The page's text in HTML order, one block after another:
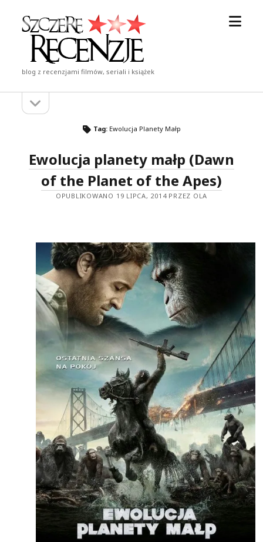
Szczere
Recenzje
blog z recenzjami filmów, seriali i książek
Pasekpasek
Tag: Ewolucja Planety Małp
Ewolucja planety małp (Dawn
of the Planet of the Apes)
OPUBLIKOWANO 19 LIPCA, 2014 PRZEZ OLA